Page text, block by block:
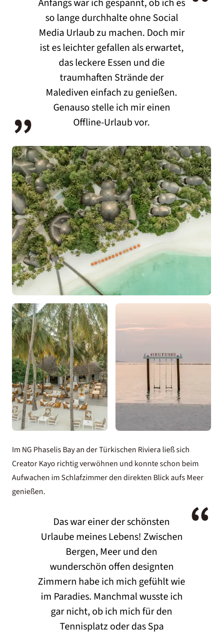
„
Anfangs war ich gespannt, ob ich es
so lange durchhalte ohne Social
Media Urlaub zu machen. Doch mir
ist es leichter gefallen als erwartet,
das leckere Essen und die
traumhaften Strände der
Malediven einfach zu genießen.
Genauso stelle ich mir einen
Offline-Urlaub vor.
Im NG Phaselis Bayan der Türkischen Riviera ließ sich
Creator Kayo richtig verwöhnen und konnte schon beim
Aufwachen im Schlafzimmer den direkten Blick aufs Meer
genießen.
Das war einer der schönsten
Urlaube meines Lebens! Zwischen
Bergen, Meer und den
wunderschön offen designten
Zimmern habe ich mich gefühlt wie
im Paradies. Manchmal wusste ich
gar nicht, ob ich mich für den
Tennisplatz oder das Spa
“